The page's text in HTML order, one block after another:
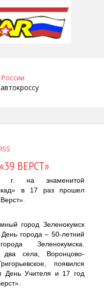
ВЕРСТ»
г. на
знаменитой
в
17
раз прошел
Верст».
город Зеленокумск
города – 50-летний
Зеленокумска.
два села, Воронцово-
появился
День Учителя и 17
год